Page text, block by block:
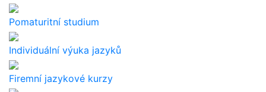
Pomaturitní studium
Individuální výuka jazyků
Firemní jazykové kurzy